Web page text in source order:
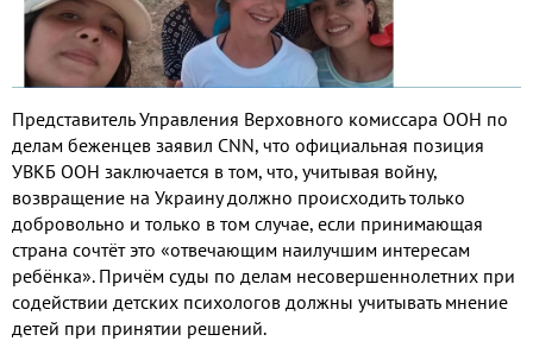
Представитель Управления Верховного комиссара ООН по
делам беженцев заявил CNN, что официальная позиция
УВКБ ООН заключается в том, что, учитывая войну,
возвращение на Украину должно происходить только
добровольно и только в том случае, если принимающая
страна сочтёт это «отвечающим наилучшим интересам
ребёнка». Причём суды по делам несовершеннолетних при
содействии детских психологов должны учитывать мнение
детей при принятии решений.